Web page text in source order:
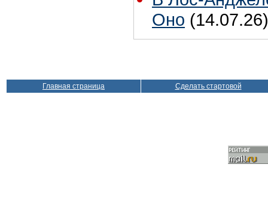
Оно (14.07.26)
Главная страница Сделать стартовой